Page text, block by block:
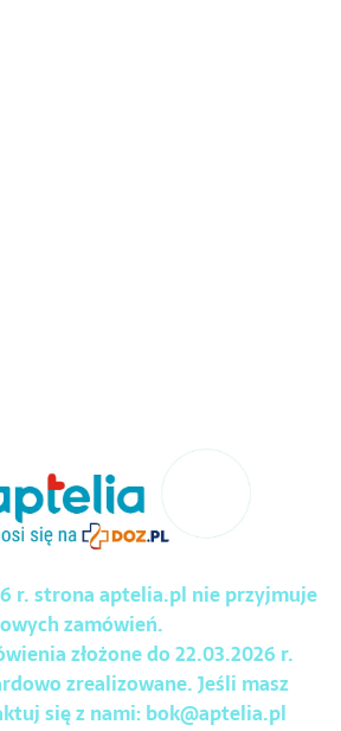
r. strona aptelia.pl nie przyjmuje
zamówień.
złożone do 22.03.2026 r.
zrealizowane. Jeśli masz
się z nami:bok@aptelia.pl